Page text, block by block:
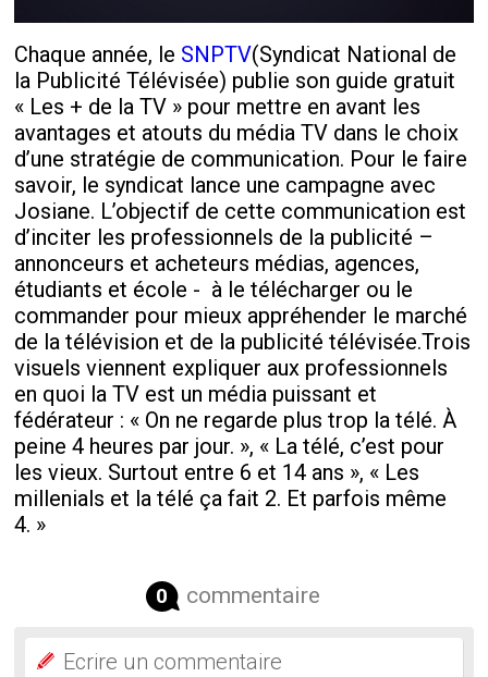
Chaque année, le SNPTV(Syndicat National de
la Publicité Télévisée) publie son guide gratuit
« Les + de la TV » pour mettre en avant les
avantages et atouts du média TV dans le choix
d’une stratégie de communication. Pour le faire
savoir, le syndicat lance une campagne avec
Josiane. L’objectif de cette communication est
d’inciter les professionnels de la publicité –
annonceurs et acheteurs médias, agences,
étudiants et école - à le télécharger ou le
commander pour mieux appréhender le marché
de la télévision et de la publicité télévisée.Trois
visuels viennent expliquer aux professionnels
en quoi la TV est un média puissant et
fédérateur : « On ne regarde plus trop la télé. À
peine 4 heures par jour. », « La télé, c’est pour
les vieux. Surtout entre 6 et 14 ans », « Les
millenials et la télé ça fait 2. Et parfois même
4. »
0 commentaire
Ecrire un commentaire